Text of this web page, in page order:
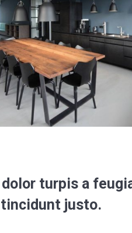
dolor turpis a
justo.